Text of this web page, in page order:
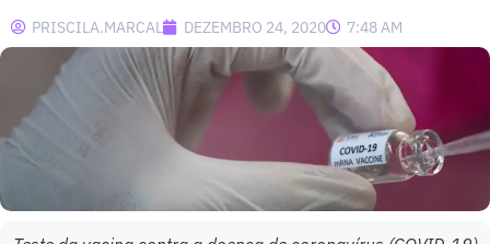
PRISCILA.MARCAL DEZEMBRO 24, 2020 7:48 AM